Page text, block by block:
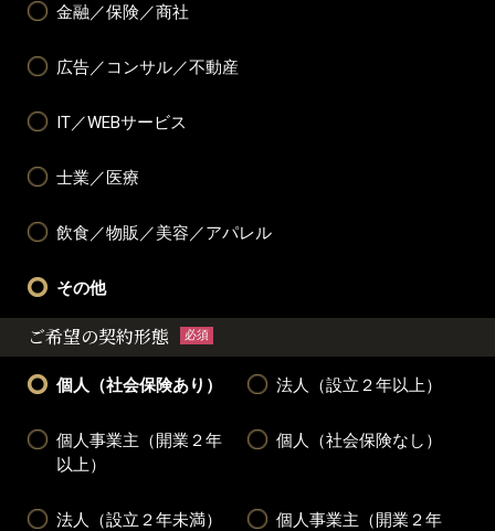
金融／保険／商社
広告／コンサル／不動産
IT／WEBサービス
士業／医療
飲食／物販／美容／アパレル
その他
ご希望の契約形態 必須
個人（社会保険あり） 法人（設立２年以上）
個人事業主（開業２年
以上）
個人（社会保険なし）
法人（設立２年未満）
個人事業主（開業２年